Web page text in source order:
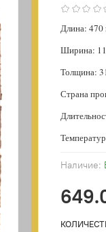
Наличие:
Длина: 470
Ширина:
Толщина:
Страна